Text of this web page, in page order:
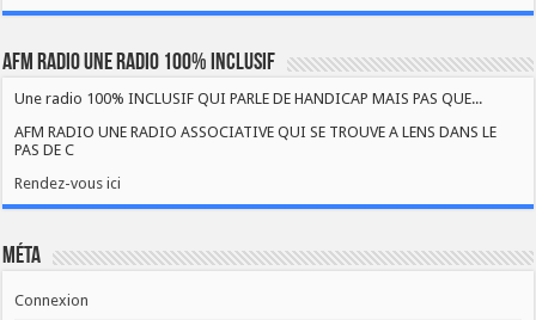
AFM RADIO UNE RADIO 100% INCLUSIF
Une radio 100% INCLUSIF QUI PARLE DE HANDICAP MAIS PAS QUE...
AFM RADIO UNE RADIO ASSOCIATIVE QUI SE TROUVE A LENS DANS LE
PAS DE C
Rendez-vous ici
Méta
Connexion